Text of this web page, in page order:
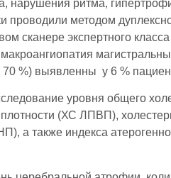
нарушения ритма,
методом
сканере экспертного
70 %) выявленны у 6 %
уровня общего
(ХС ЛПВП),
а также индекса